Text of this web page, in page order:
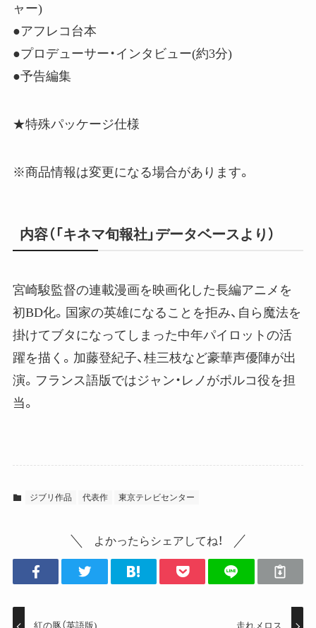
ャー)
●アフレコ台本
●プロデューサー・インタビュー(約3分)
●予告編集
★特殊パッケージ仕様
※商品情報は変更になる場合があります。
内容（「キネマ旬報社」データベースより）
宮崎駿監督の連載漫画を映画化した長編アニメを
初BD化。国家の英雄になることを拒み、自ら魔法を
掛けてブタになってしまった中年パイロットの活
躍を描く。加藤登紀子、桂三枝など豪華声優陣が出
演。フランス語版ではジャン・レノがポルコ役を担
当。
ジブリ作品 代表作 東京テレビセンター
よかったらシェアしてね！
紅の豚（英語版) 走れメロス